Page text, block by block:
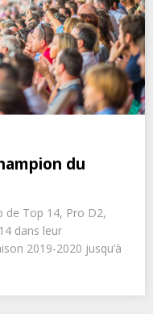
du
de Top 14, Pro D2,
dans leur
2019-2020 jusqu’à